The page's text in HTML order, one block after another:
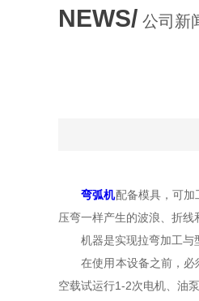
NEWS/ 公司新
弯弧机配备模具，可加
压弯一样产生的波浪、折线
机器是实现拉弯加工与型
在使用本设备之前，必须
空载试运行1-2次电机、油